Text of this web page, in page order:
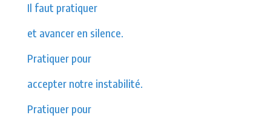
Il faut pratiquer
et avancer en silence.
Pratiquer pour
accepter notre instabilité.
Pratiquer pour